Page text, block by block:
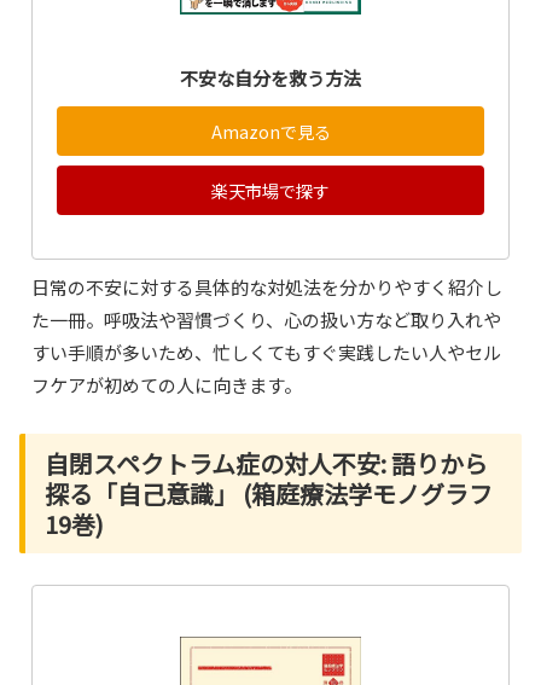
不安な自分を救う方法
Amazonで見る
楽天市場で探す
日常の不安に対する具体的な対処法を分かりやすく紹介し
た一冊。呼吸法や習慣づくり、心の扱い方など取り入れや
すい手順が多いため、忙しくてもすぐ実践したい人やセル
フケアが初めての人に向きます。
自閉スペクトラム症の対人不安: 語りから
探る「自己意識」 (箱庭療法学モノグラフ
19巻)